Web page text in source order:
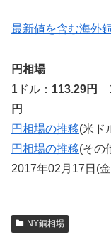
最新値を含む海外
円相場
1ドル： 113.29円
円
円相場の推移(米ド
円相場の推移(その
2017年02月17日(
NY銅相場